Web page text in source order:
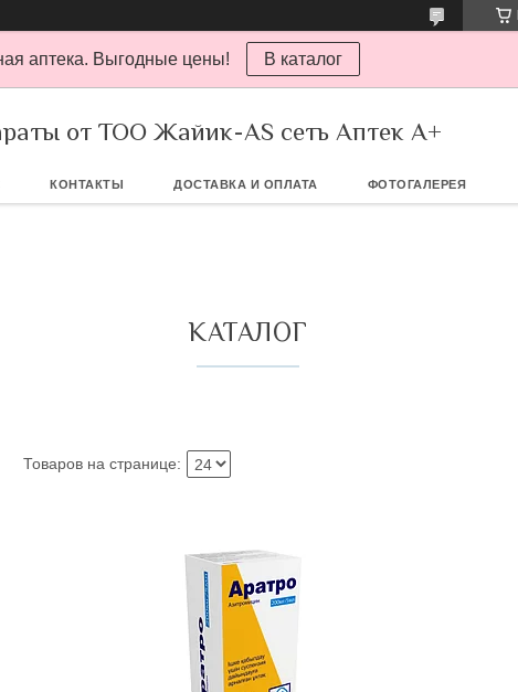
аптека. Выгодные цены! В каталог
от ТОО Жайик-AS сеть Аптек А+
КОНТАКТЫ ДОСТАВКА И ОПЛАТА ФОТОГАЛЕРЕЯ
КАТАЛОГ